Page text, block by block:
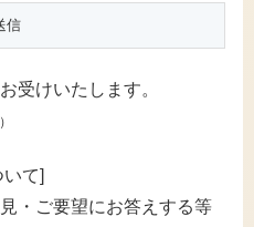
受けいたします。
て]
・ご要望にお答えする等